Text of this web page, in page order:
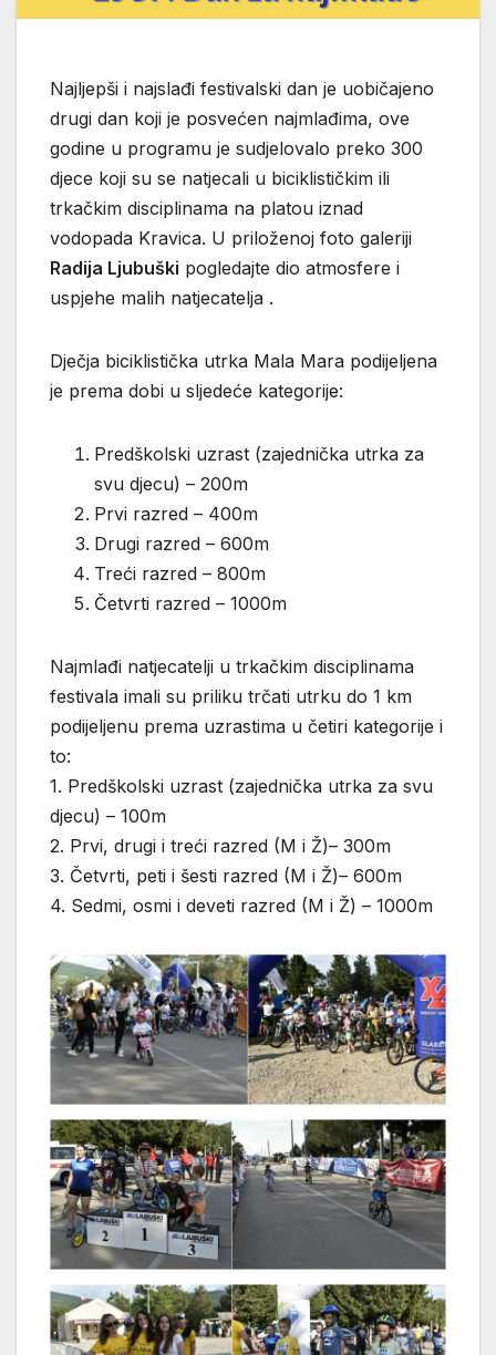
Najljepši i najslađi festivalski dan je uobičajeno
drugi dan koji je posvećen najmlađima, ove
godine u programu je sudjelovalo preko 300
djece koji su se natjecali u biciklističkim ili
trkačkim disciplinama na platou iznad
vodopada Kravica. U priloženoj foto galeriji
Radija Ljubuški pogledajte dio atmosfere i
uspjehe malih natjecatelja .
Dječja biciklistička utrka Mala Mara podijeljena
je prema dobi u sljedeće kategorije:
Predškolski uzrast (zajednička utrka za
svu djecu) – 200m
Prvi razred – 400m
Drugi razred – 600m
Treći razred – 800m
Četvrti razred – 1000m
Najmlađi natjecatelji u trkačkim disciplinama
festivala imali su priliku trčati utrku do 1 km
podijeljenu prema uzrastima u četiri kategorije i
to:
1. Predškolski uzrast (zajednička utrka za svu
djecu) – 100m
2. Prvi, drugi i treći razred (M i Ž)– 300m
3. Četvrti, peti i šesti razred (M i Ž)– 600m
4. Sedmi, osmi i deveti razred (M i Ž) – 1000m